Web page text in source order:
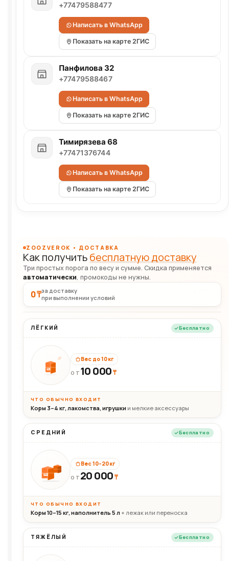
+77479588477
Написать в WhatsApp
Показать на карте 2ГИС
Панфилова 32
+77479588467
Написать в WhatsApp
Показать на карте 2ГИС
Тимирязева 68
+77471376744
Написать в WhatsApp
Показать на карте 2ГИС
ZOOZVEROK • ДОСТАВКА
Как получитьбесплатную доставку
Три простых порога по весу и сумме. Скидка применяется
автоматически, промокоды не нужны.
0 ₸за доставку
при выполнении условий
ЛЁГКИЙ Бесплатно
10кг
Вес до 10 кг
ОТ 10 000₸
ЧТО ОБЫЧНО ВХОДИТ
Корм 3–4 кг, лакомства, игрушки и мелкие аксессуары
СРЕДНИЙ Бесплатно
20кг
Вес 10–20 кг
ОТ 20 000₸
ЧТО ОБЫЧНО ВХОДИТ
Корм 10–15 кг, наполнитель 5 л+ лежак или переноска
ТЯЖЁЛЫЙ Бесплатно